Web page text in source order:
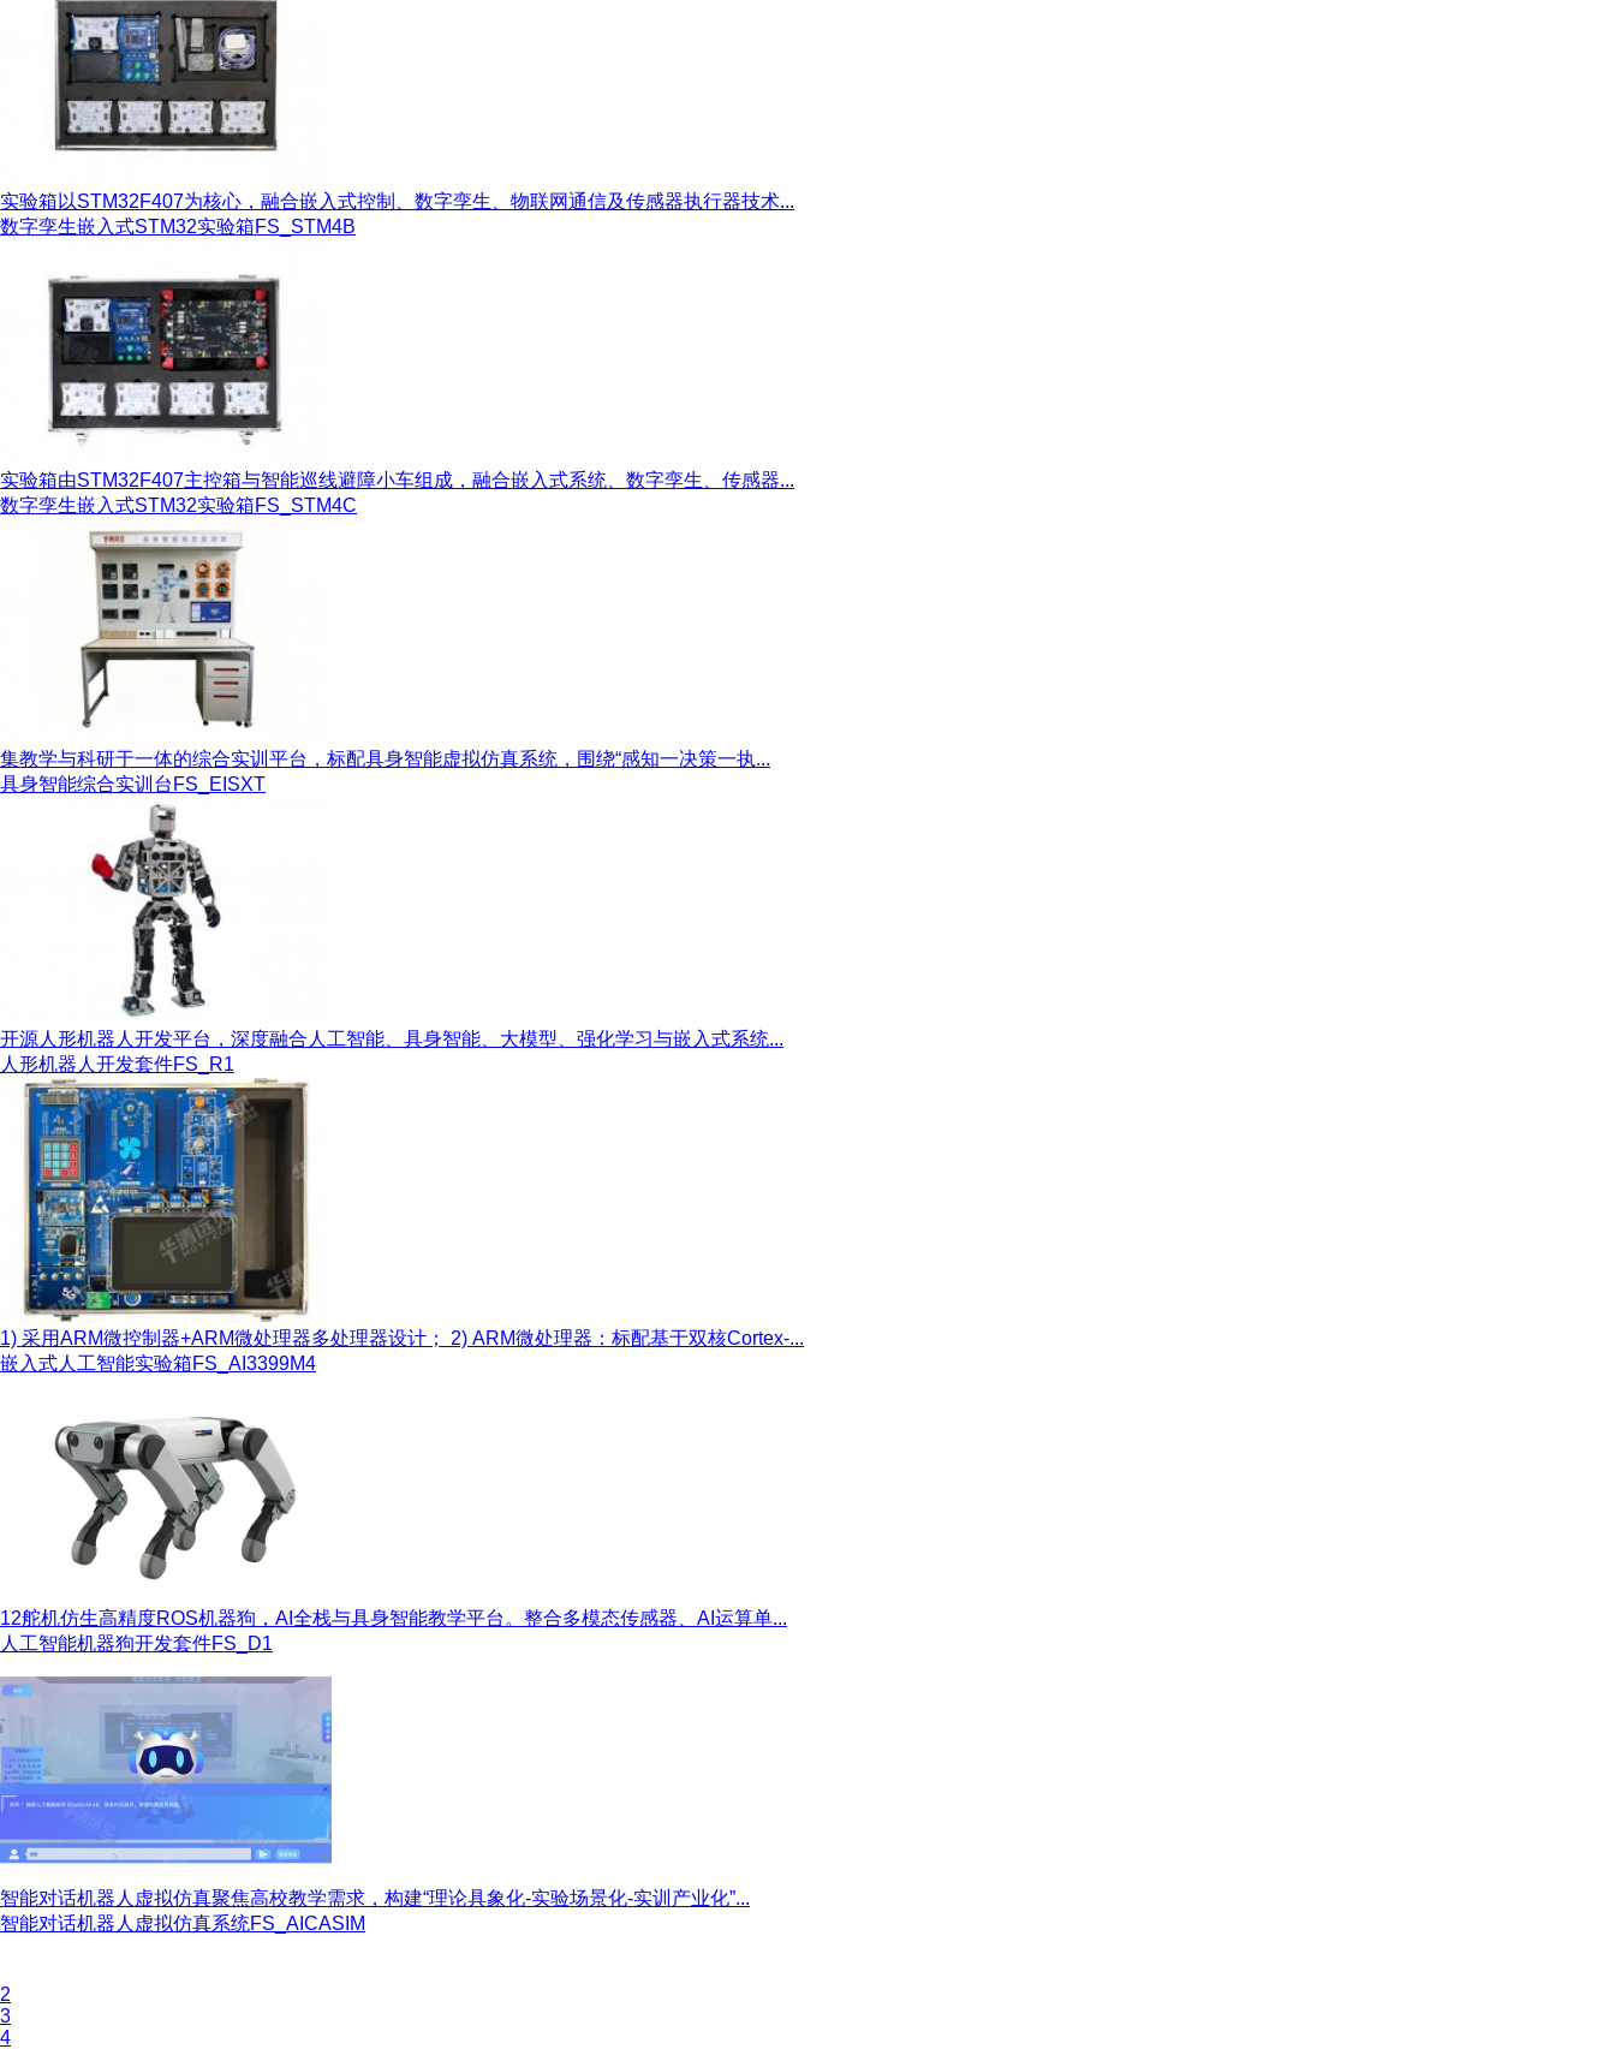
实验箱以STM32F407为核心，融合嵌入式控制、数字孪生、物联网通信及传感器执行器技术...
数字孪生嵌入式STM32实验箱FS_STM4B
实验箱由STM32F407主控箱与智能巡线避障小车组成，融合嵌入式系统、数字孪生、传感器...
数字孪生嵌入式STM32实验箱FS_STM4C
集教学与科研于一体的综合实训平台，标配具身智能虚拟仿真系统，围绕“感知一决策一执...
具身智能综合实训台 FS_EISXT
开源人形机器人开发平台，深度融合人工智能、具身智能、大模型、强化学习与嵌入式系统...
人形机器人开发套件FS_R1
1) 采用ARM微控制器+ARM微处理器多处理器设计； 2) ARM微处理器：标配基于双核Cortex-...
嵌入式人工智能实验箱FS_AI3399M4
12舵机仿生高精度ROS机器狗，AI全栈与具身智能教学平台。整合多模态传感器、AI运算单...
人工智能机器狗开发套件FS_D1
智能对话机器人虚拟仿真聚焦高校教学需求，构建“理论具象化-实验场景化-实训产业化”...
智能对话机器人虚拟仿真系统FS_AICASIM
2
3
4